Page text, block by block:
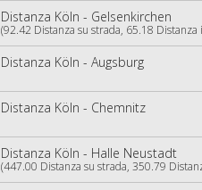
Distanza Köln - Gelsenkirchen
(92.42 Distanza su strada, 65.18 Distanza
Distanza Köln - Augsburg
Distanza Köln - Chemnitz
Distanza Köln - Halle Neustadt
(447.00 Distanza su strada, 350.79